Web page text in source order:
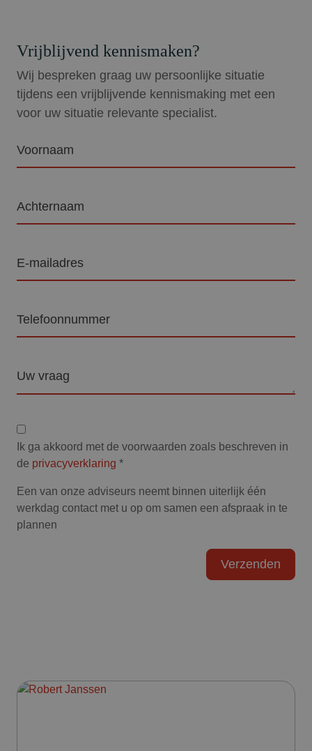
Vrijblijvend kennismaken?
Wij bespreken graag uw persoonlijke situatie
tijdens een vrijblijvende kennismaking met een
voor uw situatie relevante specialist.
mailadres
Privacyverklaring
Ik ga akkoord met de voorwaarden zoals beschreven in
de privacyverklaring *
Een van onze adviseurs neemt binnen uiterlijk één
werkdag contact met u op om samen een afspraak in te
plannen